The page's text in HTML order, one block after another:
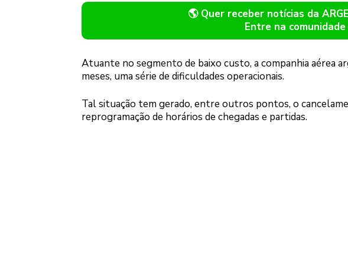
🌎 Quer receber notícias da
Entre na comunidade
Atuante no segmento de baixo custo, a companhia aérea
meses, uma série de dificuldades operacionais.
Tal situação tem gerado, entre outros pontos, o
reprogramação de horários de chegadas e partidas.